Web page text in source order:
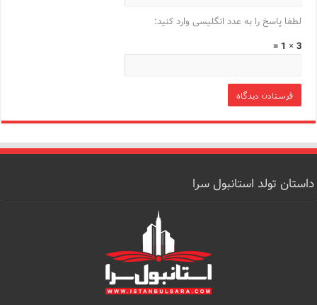
لطفا پاسخ را به عدد انگلیسی وارد کنید:
3 × 1 =
داستان تولد استانبول سرا